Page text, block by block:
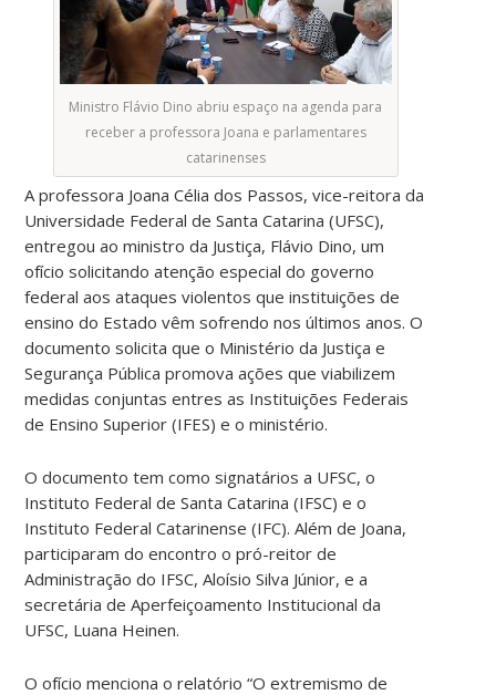
Ministro Flávio Dino abriu espaço na agenda para
receber a professora Joana e parlamentares
catarinenses
A professora Joana Célia dos Passos, vice-reitora da
Universidade Federal de Santa Catarina (UFSC),
entregou ao ministro da Justiça, Flávio Dino, um
ofício solicitando atenção especial do governo
federal aos ataques violentos que instituições de
ensino do Estado vêm sofrendo nos últimos anos. O
documento solicita que o Ministério da Justiça e
Segurança Pública promova ações que viabilizem
medidas conjuntas entres as Instituições Federais
de Ensino Superior (IFES) e o ministério.
O documento tem como signatários a UFSC, o
Instituto Federal de Santa Catarina (IFSC) e o
Instituto Federal Catarinense (IFC). Além de Joana,
participaram do encontro o pró-reitor de
Administração do IFSC, Aloísio Silva Júnior, e a
secretária de Aperfeiçoamento Institucional da
UFSC, Luana Heinen.
O ofício menciona o relatório “O extremismo de